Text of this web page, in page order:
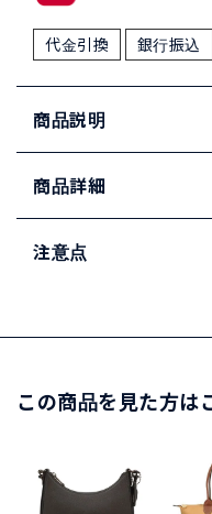
代金引換 銀行振込
商品説明
商品詳細
注意点
この商品を見た方は